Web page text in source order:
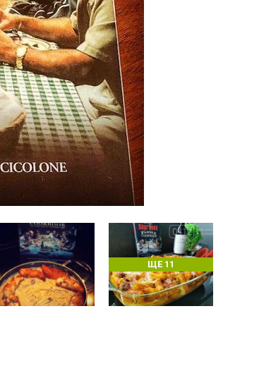
ЩЕ 11